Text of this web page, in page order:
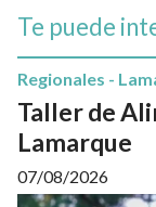
Te puede
Taller de
Lamarque
Regionales -
07/08/2026